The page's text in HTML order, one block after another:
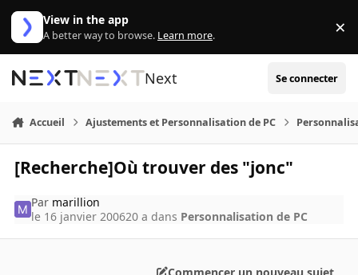
Aller au contenu
View in the app
A better way to browse. Learn more. ×
Next Se connecter
Accueil Ajustements et Personnalisation de PC
[Recherche]Où trouver des "jonc"
Par marillion
le 16 janvier 200620 a dans Personnalisation de PC